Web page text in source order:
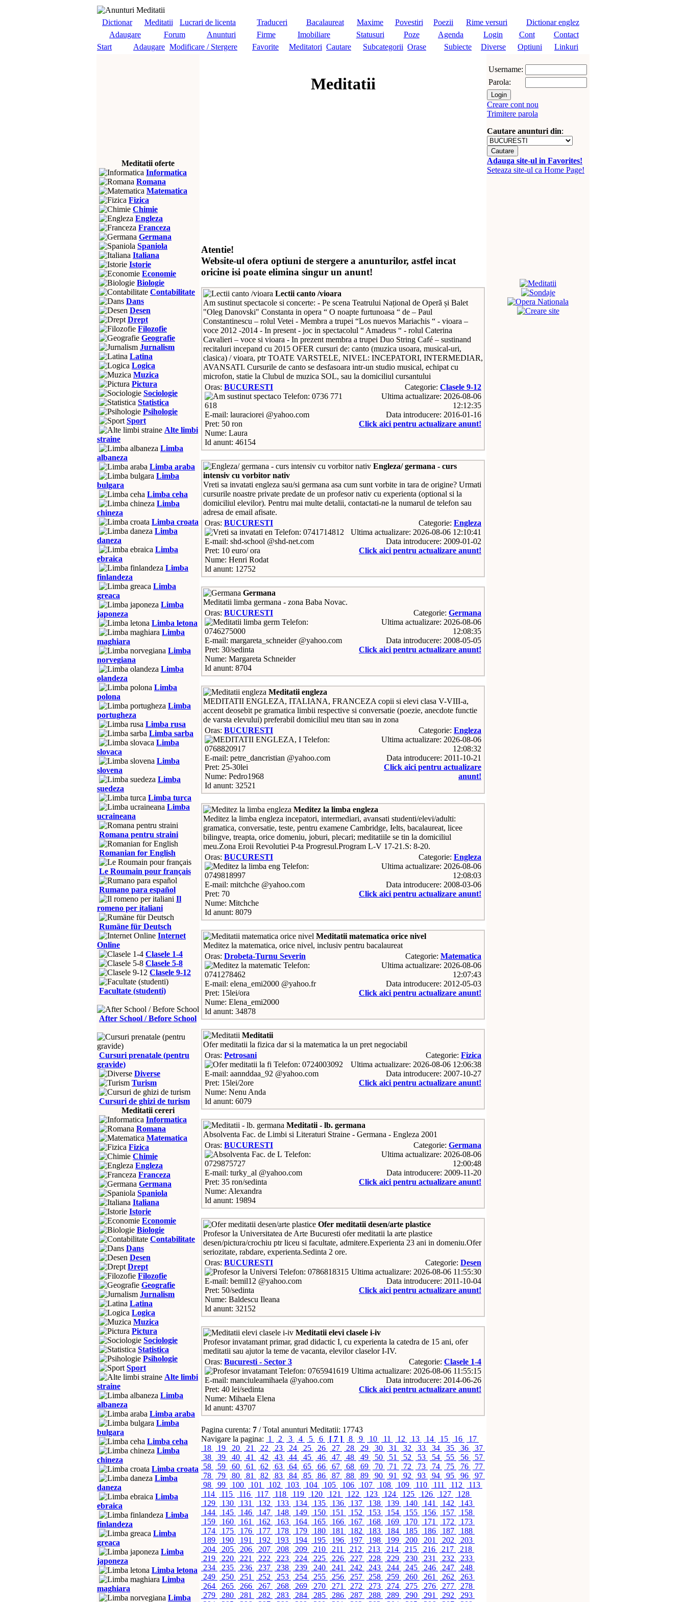
Dictionar Meditatii Lucrari de licenta Traduceri Bacalaureat Maxime Povestiri Poezii Rime versuri
Dictionar englez
Adaugare
Forum Anunturi Firme Imobiliare Statusuri Poze Agenda Login Cont
Contact
Start
Adaugare Modificare / Stergere Favorite Meditatori Cautare Subcategorii Orase Subiecte Diverse Optiuni Linkuri
Meditatii oferte
Informatica
Romana
Matematica
Fizica
Chimie
Engleza
Franceza
Germana
Spaniola
Italiana
Istorie
Economie
Biologie
Contabilitate
Dans
Desen
Drept
Filozofie
Geografie
Jurnalism
Latina
Logica
Muzica
Pictura
Sociologie
Statistica
Psihologie
Sport
Alte limbi
straine
Limba
albaneza
Limba araba
Limba
bulgara
Limba ceha
Limba
chineza
Limba croata
Limba
daneza
Limba
ebraica
Limba
finlandeza
Limba
greaca
Limba
japoneza
Limba letona
Limba
maghiara
Limba
norvegiana
Limba
olandeza
Limba
polona
Limba
portugheza
Limba rusa
Limba sarba
Limba
slovaca
Limba
slovena
Limba
suedeza
Limba turca
Limba
ucraineana
Romana pentru straini
Romanian for English
Le Roumain pour français
Rumano para español
Il
romeno per italiani
Rumäne für Deutsch
Internet
Online
Clasele 1-4
Clasele 5-8
Clasele 9-12
Facultate (studenti)
After School / Before School
Cursuri prenatale (pentru
gravide)
Diverse
Turism
Cursuri de ghizi de turism
Meditatii cereri
Informatica
Romana
Matematica
Fizica
Chimie
Engleza
Franceza
Germana
Spaniola
Italiana
Istorie
Economie
Biologie
Contabilitate
Dans
Desen
Drept
Filozofie
Geografie
Jurnalism
Latina
Logica
Muzica
Pictura
Sociologie
Statistica
Psihologie
Sport
Alte limbi
straine
Limba
albaneza
Limba araba
Limba
bulgara
Limba ceha
Limba
chineza
Limba croata
Limba
daneza
Limba
ebraica
Limba
finlandeza
Limba
greaca
Limba
japoneza
Limba letona
Limba
maghiara
Limba
Meditatii
Atentie!
Website-ul ofera optiuni de stergere a anunturilor, astfel incat
oricine isi poate elimina singur un anunt!
Lectii canto /vioara
Am sustinut spectacole si concerte: - Pe scena Teatrului Național de Operă și Balet
"Oleg Danovski" Constanta in opera “ O noapte furtunoasa “ de – Paul
Constantinescu – rolul Vetei - Membra a trupei “Los nuevos Mariachis “ - vioara –
voce 2012 -2014 - In present - joc in spectacolul “ Amadeus “ - rolul Caterina
Cavalieri – voce si vioara - In prezent membra a trupei Duo String Café – sustinand
recitaluri incepand cu 2015 OFER cursuri de: canto (muzica usoara, musical-uri,
clasica) / vioara, ptr TOATE VARSTELE, NIVEL: INCEPATORI, INTERMEDIAR,
AVANSATI. Cursurile de canto se desfasoara intr-un studio musical, echipat cu
microfon, statie la Clubul de muzica SOL, sau la domiciliul cursantului
Oras: BUCURESTI
Telefon: 0736 771
618
E-mail: lauraciorei @yahoo.com
Pret: 50 ron
Nume: Laura
Id anunt: 46154
Categorie: Clasele 9-12
Ultima actualizare: 2026-08-06
12:12:35
Data introducere: 2016-01-16
Click aici pentru actualizare anunt!
Engleza/ germana - curs
intensiv cu vorbitor nativ
Vreti sa invatati engleza sau/si germana asa cum sunt vorbite in tara de origine? Urmati
cursurile noastre private predate de un profesor nativ cu experienta (optional si la
domiciliul elevilor). Pentru mai multe detalii, contactati-ne la numarul de telefon sau
adresa de email afisate.
Oras: BUCURESTI
Telefon: 0741714812
E-mail: shd-school @shd-net.com
Pret: 10 euro/ ora
Nume: Henri Rodat
Id anunt: 12752
Categorie: Engleza
Ultima actualizare: 2026-08-06 12:10:41
Data introducere: 2009-01-02
Click aici pentru actualizare anunt!
Germana
Meditatii limba germana - zona Baba Novac.
Oras: BUCURESTI
Telefon:
0746275000
E-mail: margareta_schneider @yahoo.com
Pret: 30/sedinta
Nume: Margareta Schneider
Id anunt: 8704
Categorie: Germana
Ultima actualizare: 2026-08-06
12:08:35
Data introducere: 2008-05-05
Click aici pentru actualizare anunt!
Meditatii engleza
MEDITATII ENGLEZA, ITALIANA, FRANCEZA copii si elevi clasa V-VIII-a,
accent deosebit pe gramatica limbii respective si conversatie (poezie, anecdote functie
de varsta elevului) preferabil domiciliul meu titan sau in zona
Oras: BUCURESTI
Telefon:
0768820917
E-mail: petre_dancristian @yahoo.com
Pret: 25-30lei
Nume: Pedro1968
Id anunt: 32521
Categorie: Engleza
Ultima actualizare: 2026-08-06
12:08:32
Data introducere: 2011-10-21
Click aici pentru actualizare
anunt!
Meditez la limba engleza
Meditez la limba engleza incepatori, intermediari, avansati studenti/elevi/adulti:
gramatica, conversatie, teste, pentru examene Cambridge, Ielts, bacalaureat, licee
bilingve, treapta, orice domeniu, joburi, plecari; meditatiile se tin la domiciliul
meu.Zona Eroii Revolutiei P-ta Progresul.Program L-V 17-21.S: 8-20.
Oras: BUCURESTI
Telefon:
0749818997
E-mail: mitchche @yahoo.com
Pret: 70
Nume: Mitchche
Id anunt: 8079
Categorie: Engleza
Ultima actualizare: 2026-08-06
12:08:03
Data introducere: 2008-03-06
Click aici pentru actualizare anunt!
Meditatii matematica orice nivel
Meditez la matematica, orice nivel, inclusiv pentru bacalaureat
Oras: Drobeta-Turnu Severin
Telefon:
0741278462
E-mail: elena_emi2000 @yahoo.fr
Pret: 15lei/ora
Nume: Elena_emi2000
Id anunt: 34878
Categorie: Matematica
Ultima actualizare: 2026-08-06
12:07:43
Data introducere: 2012-05-03
Click aici pentru actualizare anunt!
Meditatii
Ofer meditatii la fizica dar si la matematica la un pret negociabil
Oras: Petrosani
Telefon: 0724003092
E-mail: aannddaa_92 @yahoo.com
Pret: 15lei/2ore
Nume: Nenu Anda
Id anunt: 6079
Categorie: Fizica
Ultima actualizare: 2026-08-06 12:06:38
Data introducere: 2007-10-27
Click aici pentru actualizare anunt!
Meditatii - lb. germana
Absolventa Fac. de Limbi si Literaturi Straine - Germana - Engleza 2001
Oras: BUCURESTI
Telefon:
0729875727
E-mail: turky_al @yahoo.com
Pret: 35 ron/sedinta
Nume: Alexandra
Id anunt: 19894
Categorie: Germana
Ultima actualizare: 2026-08-06
12:00:48
Data introducere: 2009-11-20
Click aici pentru actualizare anunt!
Ofer meditatii desen/arte plastice
Profesor la Universitatea de Arte Bucuresti ofer meditatii la arte plastice
desen/pictura/crochiu ptr liceu si facultate, admitere.Experienta 23 ani in domeniu.Ofer
seriozitate, rabdare, experienta.Sedinta 2 ore.
Oras: BUCURESTI
Telefon: 0786818315
E-mail: bemil12 @yahoo.com
Pret: 50/sedinta
Nume: Baldescu Ileana
Id anunt: 32152
Categorie: Desen
Ultima actualizare: 2026-08-06 11:55:30
Data introducere: 2011-10-04
Click aici pentru actualizare anunt!
Meditatii elevi clasele i-iv
Profesor invatamant primar, grad didactic I, cu experienta la catedra de 15 ani, ofer
meditatii sau ajutor la teme de vacanta, elevilor claselor I-IV.
Oras: Bucuresti - Sector 3
Telefon: 0765941619
E-mail: manciuleamihaela @yahoo.com
Pret: 40 lei/sedinta
Nume: Mihaela Elena
Id anunt: 43707
Categorie: Clasele 1-4
Ultima actualizare: 2026-08-06 11:55:15
Data introducere: 2014-06-26
Click aici pentru actualizare anunt!
Pagina curenta: 7 / Total anunturi Meditatii: 17743
Navigare la pagina: 1 2 3 4 5 6 [ 7 ] 8 9 10 11 12 13 14 15 16
17
18
19 20 21 22 23 24 25 26 27 28 29 30 31 32 33 34 35 36
37
38
39 40 41 42 43 44 45 46 47 48 49 50 51 52 53 54 55 56
57
58
59 60 61 62 63 64 65 66 67 68 69 70 71 72 73 74 75 76
77
78
79 80 81 82 83 84 85 86 87 88 89 90 91 92 93 94 95 96
97
98
99 100 101 102 103 104 105 106 107 108 109 110 111 112
113
114
115 116 117 118 119 120 121 122 123 124 125 126 127
128
129
130 131 132 133 134 135 136 137 138 139 140 141 142
143
144
145 146 147 148 149 150 151 152 153 154 155 156 157
158
159
160 161 162 163 164 165 166 167 168 169 170 171 172
173
174
175 176 177 178 179 180 181 182 183 184 185 186 187
188
189
190 191 192 193 194 195 196 197 198 199 200 201 202
203
204
205 206 207 208 209 210 211 212 213 214 215 216 217
218
219
220 221 222 223 224 225 226 227 228 229 230 231 232
233
234
235 236 237 238 239 240 241 242 243 244 245 246 247
248
249
250 251 252 253 254 255 256 257 258 259 260 261 262
263
264
265 266 267 268 269 270 271 272 273 274 275 276 277
278
279
280 281 282 283 284 285 286 287 288 289 290 291 292
293
Username:
Parola:
Creare cont nou
Trimitere parola
Cautare anunturi din:
Adauga site-ul in Favorites!
Seteaza site-ul ca Home Page!